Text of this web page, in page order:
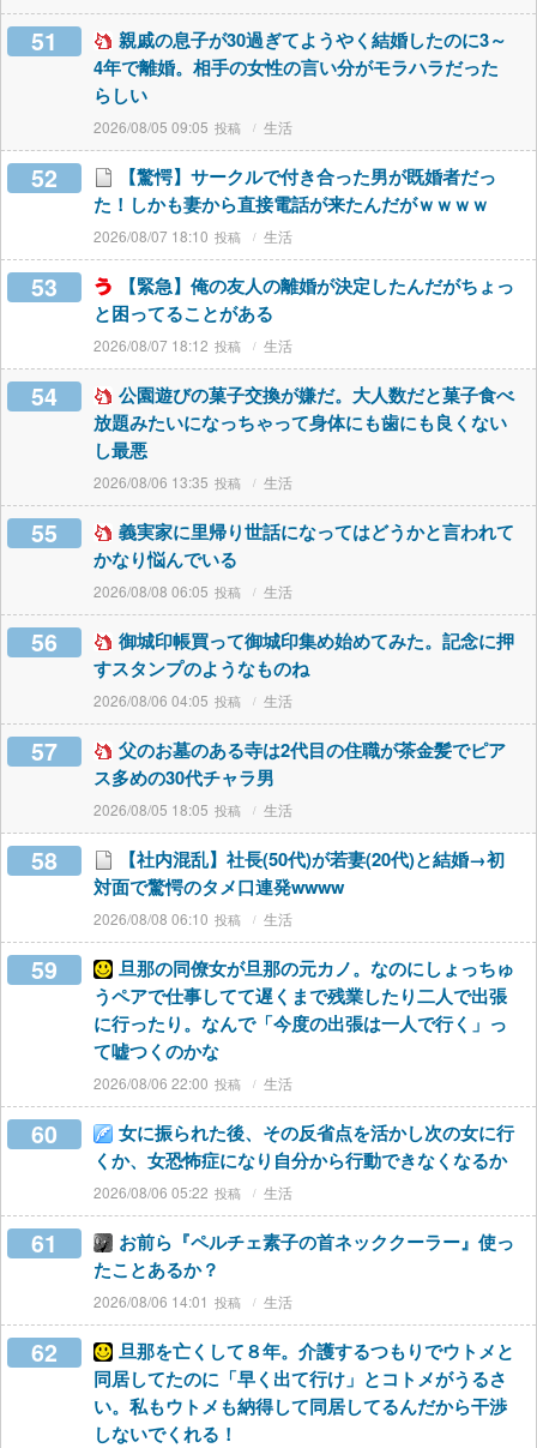
51
親戚の息子が30過ぎてようやく結婚したのに3～
4年で離婚。相手の女性の言い分がモラハラだった
らしい
2026/08/05 09:05 生活
52
【驚愕】サークルで付き合った男が既婚者だっ
た！しかも妻から直接電話が来たんだがｗｗｗｗ
2026/08/07 18:10 生活
53
【緊急】俺の友人の離婚が決定したんだがちょっ
と困ってることがある
2026/08/07 18:12 生活
54
公園遊びの菓子交換が嫌だ。大人数だと菓子食べ
放題みたいになっちゃって身体にも歯にも良くない
し最悪
2026/08/06 13:35 生活
55
義実家に里帰り世話になってはどうかと言われて
かなり悩んでいる
2026/08/08 06:05 生活
56
御城印帳買って御城印集め始めてみた。記念に押
すスタンプのようなものね
2026/08/06 04:05 生活
57
父のお墓のある寺は2代目の住職が茶金髪でピア
ス多めの30代チャラ男
2026/08/05 18:05 生活
58
【社内混乱】社長(50代)が若妻(20代)と結婚→初
対面で驚愕のタメ口連発wwww
2026/08/08 06:10 生活
59
旦那の同僚女が旦那の元カノ。なのにしょっちゅ
うペアで仕事してて遅くまで残業したり二人で出張
に行ったり。なんで「今度の出張は一人で行く」っ
て嘘つくのかな
2026/08/06 22:00 生活
60
女に振られた後、その反省点を活かし次の女に行
くか、女恐怖症になり自分から行動できなくなるか
2026/08/06 05:22 生活
61
お前ら『ペルチェ素子の首ネッククーラー』使っ
たことあるか？
2026/08/06 14:01 生活
62
旦那を亡くして８年。介護するつもりでウトメと
同居してたのに「早く出て行け」とコトメがうるさ
い。私もウトメも納得して同居してるんだから干渉
しないでくれる！